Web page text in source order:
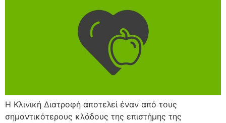
Η Κλινική Διατροφή αποτελεί έναν από τους
σημαντικότερους κλάδους της επιστήμης της